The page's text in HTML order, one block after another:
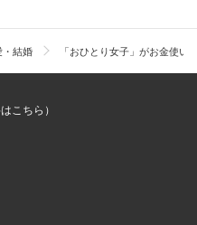
結婚 「おひとり女子」がお金使
こちら）